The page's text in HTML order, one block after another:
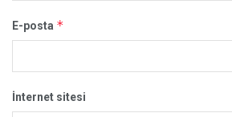
E-posta *
İnternet sitesi